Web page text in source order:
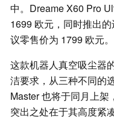
中。Dreame X60 Pro
1699 欧元，同时推出
议零售价为 1799 欧元。
这款机器人真空吸尘器
洁要求，从三种不同的
Master 也将于同月上
突出之处在于其高度紧